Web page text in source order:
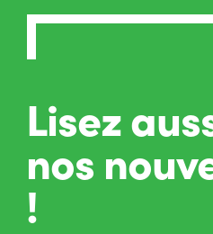
Lisez
nos
!